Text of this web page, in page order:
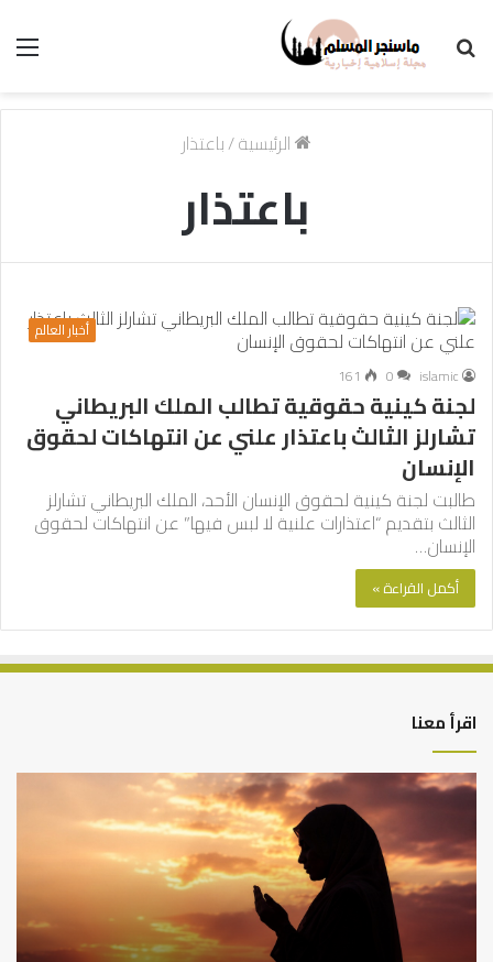
الرئيسية/باعتذار
باعتذار
أخبار العالم
islamic
0
161
لجنة كينية حقوقية تطالب الملك البريطاني
تشارلز الثالث باعتذار علني عن انتهاكات لحقوق
الإنسان
طالبت لجنة كينية لحقوق الإنسان الأحد، الملك البريطاني تشارلز
الثالث بتقديم “اعتذارات علنية لا لبس فيها” عن انتهاكات لحقوق
الإنسان…
أكمل القراءة »
اقرأ معنا
أهم
عدم
استجابة
الدعاء
بن